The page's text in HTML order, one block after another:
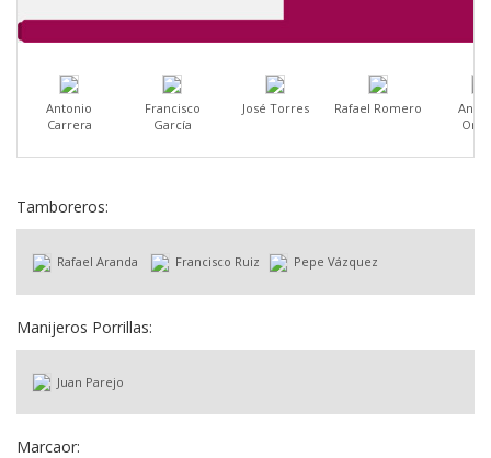
Antonio
Carrera
Francisco
García
José Torres Rafael Romero
Tamboreros:
Rafael Aranda Francisco Ruiz Pepe Vázquez
Manijeros Porrillas:
Juan Parejo
Marcaor: